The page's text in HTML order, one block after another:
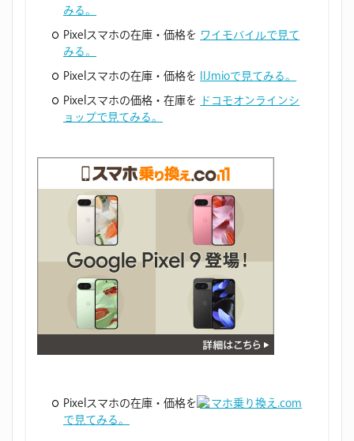
みる。
Pixelスマホの在庫・価格を ワイモバイルで見て
みる。
Pixelスマホの在庫・価格を IIJmioで見てみる。
Pixelスマホの価格・在庫を
ドコモオンラインシ
ョップで見てみる。
Pixelスマホの在庫・価格を スマホ乗り換え.com
で見てみる。